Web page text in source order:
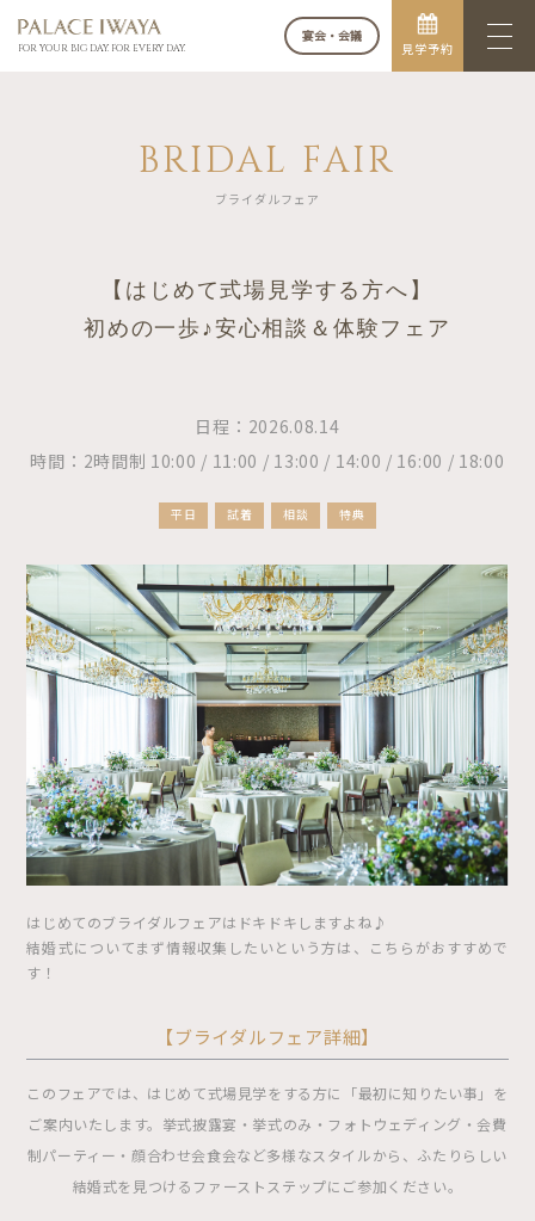
FOR YOUR BIG DAY. FOR EVERY DAY.
宴会・会議
見学予約
BRIDAL FAIR
ブライダルフェア
【はじめて式場見学する方へ】
初めの一歩♪安心相談＆体験フェア
日程：2026.08.14
時間：2時間制 10:00 / 11:00 / 13:00 / 14:00 / 16:00 / 18:00
平日 試着 相談 特典
はじめてのブライダルフェアはドキドキしますよね♪
結婚式についてまず情報収集したいという方は、こちらがおすすめで
す！
【ブライダルフェア詳細】
このフェアでは、はじめて式場見学をする方に「最初に知りたい事」を
ご案内いたします。挙式披露宴・挙式のみ・フォトウェディング・会費
制パーティー・顔合わせ会食会など多様なスタイルから、ふたりらしい
結婚式を見つけるファーストステップにご参加ください。